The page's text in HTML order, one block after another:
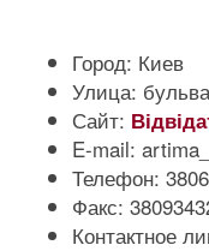
Город: Киев
Улица:
Сайт:
E-mail:
Телефон:
Факс:
Контактное